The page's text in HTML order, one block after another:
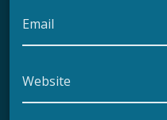
Email
Website